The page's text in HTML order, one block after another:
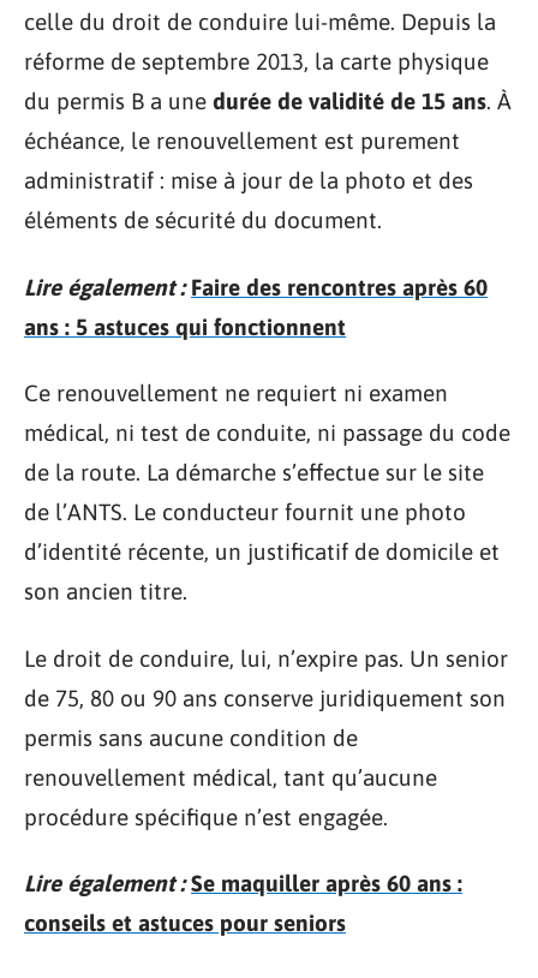
celle du droit de conduire lui-même. Depuis la
réforme de septembre 2013, la carte physique
du permis B a une durée de validité de 15 ans. À
échéance, le renouvellement est purement
administratif : mise à jour de la photo et des
éléments de sécurité du document.
Lire également : Faire des rencontres après 60
ans : 5 astuces qui fonctionnent
Ce renouvellement ne requiert ni examen
médical, ni test de conduite, ni passage du code
de la route. La démarche s’effectue sur le site
de l’ANTS. Le conducteur fournit une photo
d’identité récente, un justificatif de domicile et
son ancien titre.
Le droit de conduire, lui, n’expire pas. Un senior
de 75, 80 ou 90 ans conserve juridiquement son
permis sans aucune condition de
renouvellement médical, tant qu’aucune
procédure spécifique n’est engagée.
Lire également : Se maquiller après 60 ans :
conseils et astuces pour seniors